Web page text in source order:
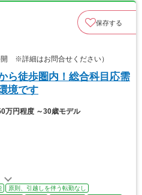
保存する
※詳細はお問合せください）
ら徒歩圏内！総合科目応需
境です
万円程度 ～30歳モデル
原則、引越しを伴う転勤なし